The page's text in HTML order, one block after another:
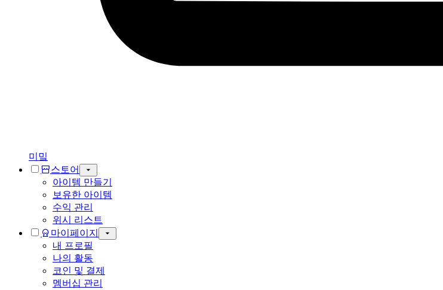
미밐
스토어
아이템 만들기
보유한 아이템
수익 관리
위시 리스트
마이페이지
내 프로필
나의 활동
코인 및 결제
멤버십 관리